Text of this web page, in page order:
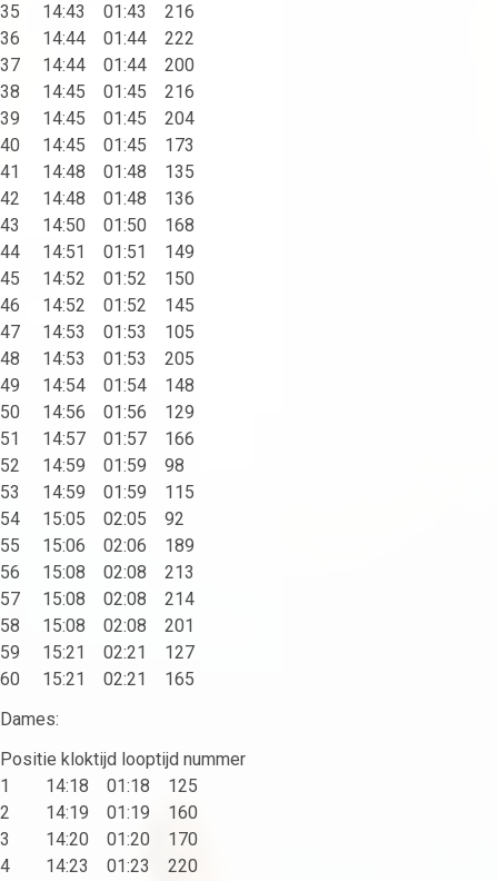
35 14:43 01:43 216
36 14:44 01:44 222
37 14:44 01:44 200
38 14:45 01:45 216
39 14:45 01:45 204
40 14:45 01:45 173
41 14:48 01:48 135
42 14:48 01:48 136
43 14:50 01:50 168
44 14:51 01:51 149
45 14:52 01:52 150
46 14:52 01:52 145
47 14:53 01:53 105
48 14:53 01:53 205
49 14:54 01:54 148
50 14:56 01:56 129
51 14:57 01:57 166
52 14:59 01:59 98
53 14:59 01:59 115
54 15:05 02:05 92
55 15:06 02:06 189
56 15:08 02:08 213
57 15:08 02:08 214
58 15:08 02:08 201
59 15:21 02:21 127
60 15:21 02:21 165
Dames:
Positie kloktijd looptijd nummer
1 14:18 01:18 125
2 14:19 01:19 160
3 14:20 01:20 170
4 14:23 01:23 220